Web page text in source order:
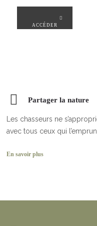
ACCÉDER
Partager la nature
Les chasseurs ne
avec tous ceux qui
En savoir plus